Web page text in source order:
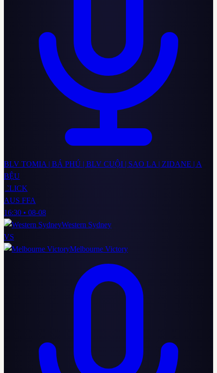
BLV TOMIA | BÁ PHÚ | BLV CUỘI | SAO LA | ZIDANE | A
BỆU
CLICK
AUS FFA
16:30 • 08-08
Western Sydney
VS
Melbourne Victory